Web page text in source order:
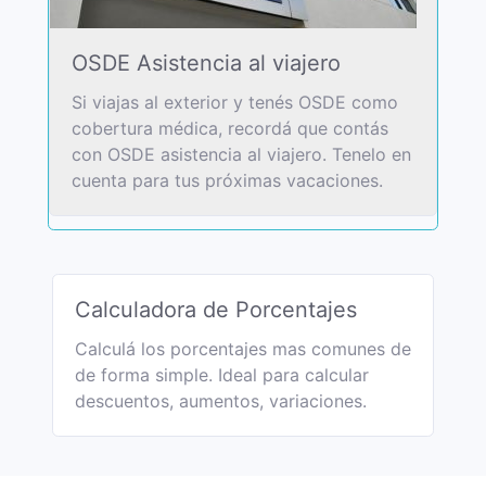
OSDE Asistencia al viajero
Si viajas al exterior y tenés OSDE como
cobertura médica, recordá que contás
con OSDE asistencia al viajero. Tenelo en
cuenta para tus próximas vacaciones.
Calculadora de Porcentajes
Calculá los porcentajes mas comunes de
de forma simple. Ideal para calcular
descuentos, aumentos, variaciones.